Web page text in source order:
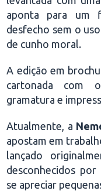
aponta para um
desfecho sem o
de cunho moral.
A edição em
cartonada com
gramatura e
Atualmente, a
apostam em
lançado
desconhecidos
se apreciar